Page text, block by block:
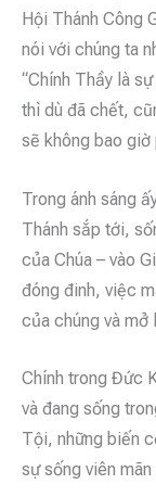
Hội Thánh Công
nói với chúng ta
“Chính Thầy là
thì dù đã chết,
sẽ không bao giờ
Trong ánh sáng
Thánh sắp tới,
của Chúa – vào
đóng đinh, việc
của chúng và mở
Chính trong Đức
và đang sống
Tội, những biến
sự sống viên